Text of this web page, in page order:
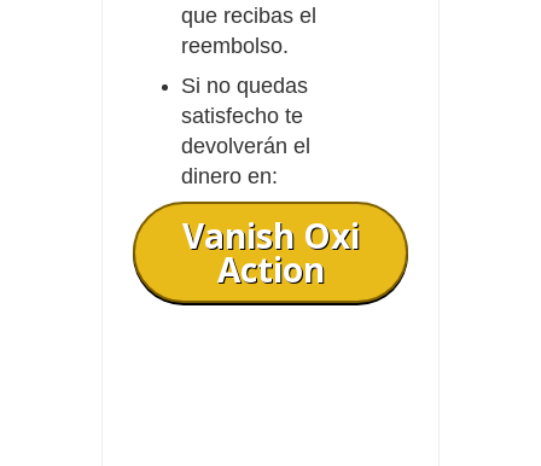
que recibas el
reembolso.
Si no quedas
satisfecho te
devolverán el
dinero en:
Vanish Oxi
Action